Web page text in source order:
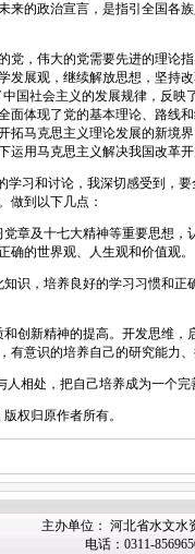
来的政治宣言，是指引全国各
，伟大的党需要先进的理论指
发展观，继续解放思想，坚持
国社会主义的发展规律，反
面体现了党的基本理论、路线
拓马克思主义理论发展的新境
运用马克思主义解决我国改革
习和讨论，我深切感受到，要
做到以下几点：
及十七大精神等重要思想，
确的世界观、人生观和价值观。
，培养良好的学习习惯和正
新精神的提高。开发思维，
有意识的培养自己的研究能力
相处，把自己培养成为一个完
权归原作者所有。
主办单位： 河北省水文水
电话：0311-